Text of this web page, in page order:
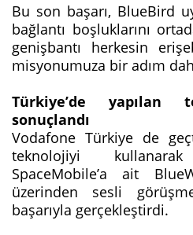
Bu son başarı, BlueBird
bağlantı boşluklarını
genişbantı herkesin
misyonumuza bir adım
Türkiye’de yapılan
sonuçlandı
Vodafone Türkiye de
teknolojiyi
SpaceMobile’a ait
üzerinden sesli
başarıyla gerçekleştirdi.